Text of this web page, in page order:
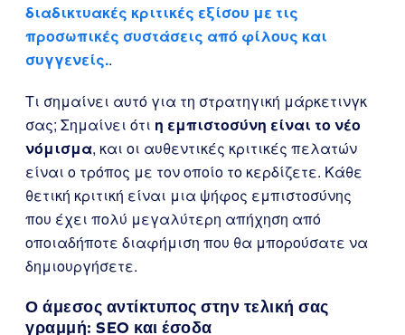
διαδικτυακές κριτικές εξίσου με τις
προσωπικές συστάσεις από φίλους και
συγγενείς..
Τι σημαίνει αυτό για τη στρατηγική μάρκετινγκ
σας; Σημαίνει ότι η εμπιστοσύνη είναι το νέο
νόμισμα, και οι αυθεντικές κριτικές πελατών
είναι ο τρόπος με τον οποίο το κερδίζετε. Κάθε
θετική κριτική είναι μια ψήφος εμπιστοσύνης
που έχει πολύ μεγαλύτερη απήχηση από
οποιαδήποτε διαφήμιση που θα μπορούσατε να
δημιουργήσετε.
Ο άμεσος αντίκτυπος στην τελική σας
γραμμή: SEO και έσοδα